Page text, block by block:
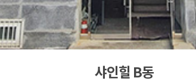
샤인힐 B동